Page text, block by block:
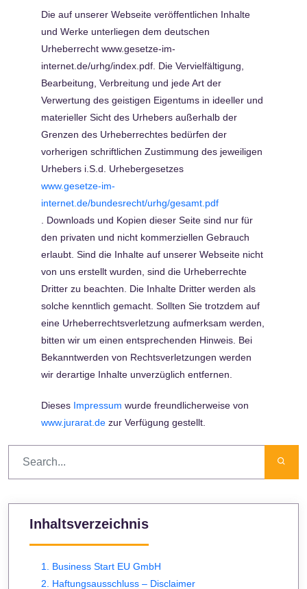
Die auf unserer Webseite veröffentlichen Inhalte
und Werke unterliegen dem deutschen
Urheberrecht www.gesetze-im-
internet.de/urhg/index.pdf. Die Vervielfältigung,
Bearbeitung, Verbreitung und jede Art der
Verwertung des geistigen Eigentums in ideeller und
materieller Sicht des Urhebers außerhalb der
Grenzen des Urheberrechtes bedürfen der
vorherigen schriftlichen Zustimmung des jeweiligen
Urhebers i.S.d. Urhebergesetzes
www.gesetze-im-
internet.de/bundesrecht/urhg/gesamt.pdf
. Downloads und Kopien dieser Seite sind nur für
den privaten und nicht kommerziellen Gebrauch
erlaubt. Sind die Inhalte auf unserer Webseite nicht
von uns erstellt wurden, sind die Urheberrechte
Dritter zu beachten. Die Inhalte Dritter werden als
solche kenntlich gemacht. Sollten Sie trotzdem auf
eine Urheberrechtsverletzung aufmerksam werden,
bitten wir um einen entsprechenden Hinweis. Bei
Bekanntwerden von Rechtsverletzungen werden
wir derartige Inhalte unverzüglich entfernen.
Dieses Impressum wurde freundlicherweise von
www.jurarat.de zur Verfügung gestellt.
Inhaltsverzeichnis
1. Business Start EU GmbH
2. Haftungsausschluss – Disclaimer